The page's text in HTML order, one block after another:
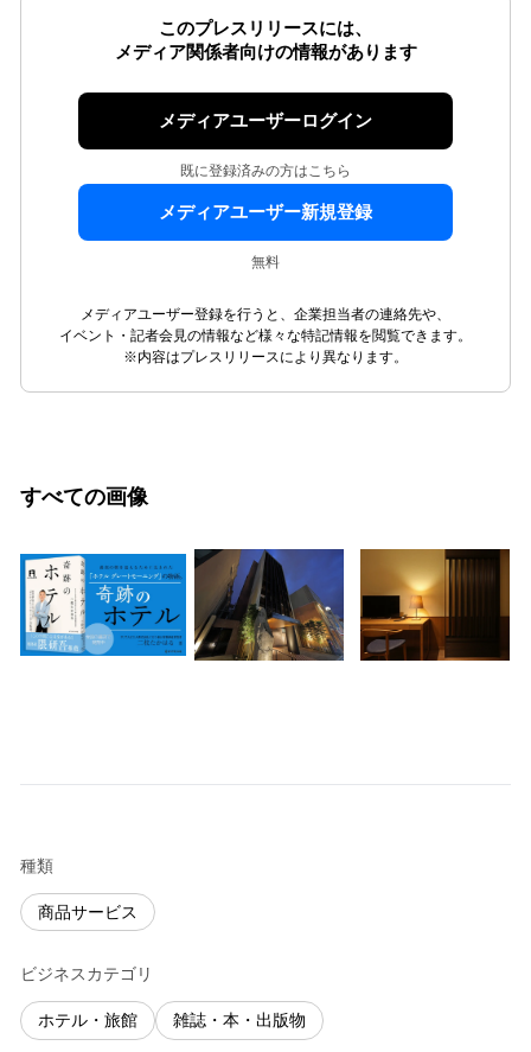
このプレスリリースには、
メディア関係者向けの情報があります
メディアユーザーログイン
既に登録済みの方はこちら
メディアユーザー新規登録
無料
メディアユーザー登録を行うと、企業担当者の連絡先や、
イベント・記者会見の情報など様々な特記情報を閲覧できます。
※内容はプレスリリースにより異なります。
すべての画像
種類
商品サービス
ビジネスカテゴリ
ホテル・旅館 雑誌・本・出版物